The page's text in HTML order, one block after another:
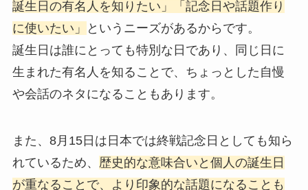
誕生日の有名人を知りたい」「記念日や話題作り
に使いたい」
というニーズがあるからです。
誕生日は誰にとっても特別な日であり、同じ日に
生まれた有名人を知ることで、ちょっとした自慢
や会話のネタになることもあります。
また、8月15日は日本では終戦記念日としても知ら
れているため、 歴史的な意味合いと個人の誕生日
が重なることで、より印象的な話題になることも